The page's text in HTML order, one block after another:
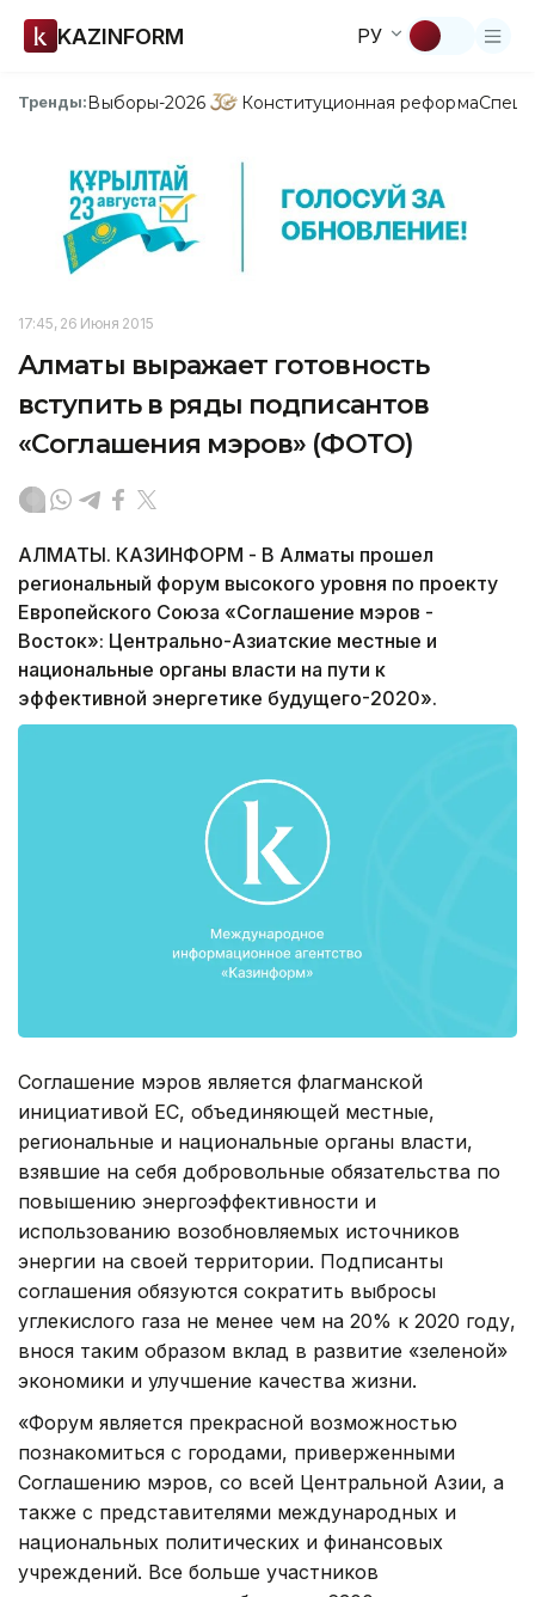
KAZINFORM РУ
Тренды:Выборы-2026 Конституционная реформа
17:45, 26 Июня 2015
Алматы выражает готовность
вступить в ряды подписантов
«Соглашения мэров» (ФОТО)
АЛМАТЫ. КАЗИНФОРМ - В Алматы прошел
региональный форум высокого уровня по проекту
Европейского Союза «Соглашение мэров -
Восток»: Центрально-Азиатские местные и
национальные органы власти на пути к
эффективной энергетике будущего-2020».
Соглашение мэров является флагманской
инициативой ЕС, объединяющей местные,
региональные и национальные органы власти,
взявшие на себя добровольные обязательства по
повышению энергоэффективности и
использованию возобновляемых источников
энергии на своей территории. Подписанты
соглашения обязуются сократить выбросы
углекислого газа не менее чем на 20% к 2020 году,
внося таким образом вклад в развитие «зеленой»
экономики и улучшение качества жизни.
«Форум является прекрасной возможностью
познакомиться с городами, приверженными
Соглашению мэров, со всей Центральной Азии, а
также с представителями международных и
национальных политических и финансовых
учреждений. Все больше участников